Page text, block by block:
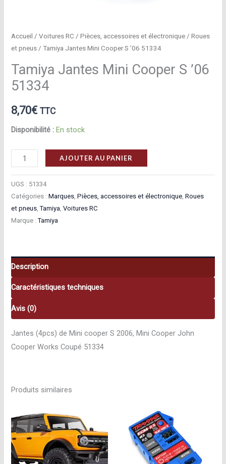
Accueil /Voitures RC /Pièces, accessoires et électronique /Roues
et pneus / Tamiya Jantes Mini Cooper S ’06 51334
Tamiya Jantes Mini Cooper S ’06
51334
8,70€ TTC
Disponibilité : En stock
quantité
de
Tamiya
Jantes
Mini
Cooper
51334
AJOUTER AU PANIER
UGS : 51334
Catégories :Marques,Pièces, accessoires et électronique,Roues
et pneus,Tamiya,Voitures RC
Marque :Tamiya
Description
Caractéristiques techniques
Avis (0)
Jantes (4pcs) de Mini cooper S 2006, Mini Cooper John
Cooper Works Coupé 51334
Produits similaires